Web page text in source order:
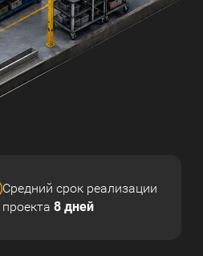
Средний срок реализации
проекта 8 дней